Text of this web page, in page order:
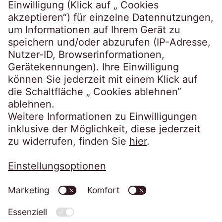
Steindamm 71
20099 Hamburg
Germany
crossborder@eos-solutions.com